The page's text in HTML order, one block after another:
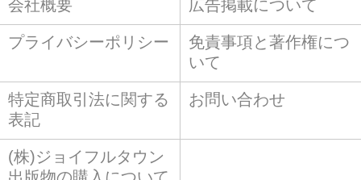
会社概要 広告掲載について
プライバシーポリシー
免責事項と著作権につ
いて
特定商取引法に関する
表記
お問い合わせ
(株)ジョイフルタウン